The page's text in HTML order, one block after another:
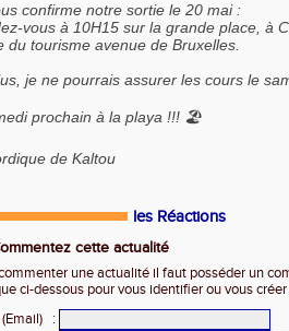
confirme notre sortie le 20 mai :
vous à 10H15 sur la grande place, à
du tourisme avenue de Bruxelles.
je ne pourrais assurer les cours le
prochain à la playa !!! 🏖
de Kaltou
les Réactions
cette actualité
une actualité il faut posséder un
ci-dessous pour vous identifier ou vous
: